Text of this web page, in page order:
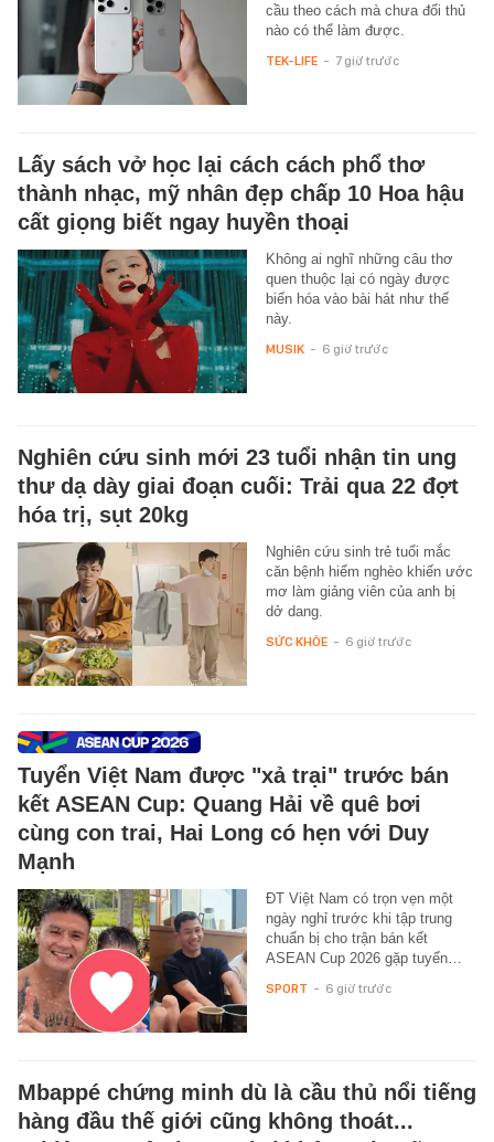
cầu theo cách mà chưa đối thủ
nào có thể làm được.
TEK-LIFE - 7 giờ trước
Lấy sách vở học lại cách cách phổ thơ
thành nhạc, mỹ nhân đẹp chấp 10 Hoa hậu
cất giọng biết ngay huyền thoại
Không ai nghĩ những câu thơ
quen thuộc lại có ngày được
biến hóa vào bài hát như thế
này.
MUSIK - 6 giờ trước
Nghiên cứu sinh mới 23 tuổi nhận tin ung
thư dạ dày giai đoạn cuối: Trải qua 22 đợt
hóa trị, sụt 20kg
Nghiên cứu sinh trẻ tuổi mắc
căn bệnh hiểm nghèo khiến ước
mơ làm giảng viên của anh bị
dở dang.
SỨC KHỎE - 6 giờ trước
Tuyển Việt Nam được "xả trại" trước bán
kết ASEAN Cup: Quang Hải về quê bơi
cùng con trai, Hai Long có hẹn với Duy
Mạnh
ĐT Việt Nam có trọn vẹn một
ngày nghỉ trước khi tập trung
chuẩn bị cho trận bán kết
ASEAN Cup 2026 gặp tuyển…
SPORT - 6 giờ trước
Mbappé chứng minh dù là cầu thủ nổi tiếng
hàng đầu thế giới cũng không thoát...